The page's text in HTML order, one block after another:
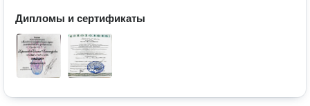
Дипломы и сертификаты